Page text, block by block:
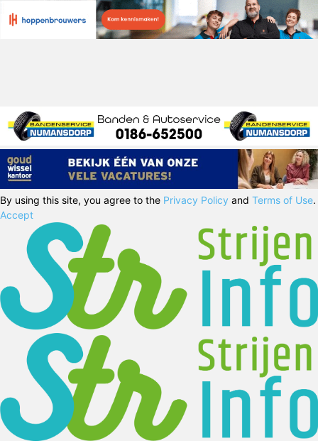
By using this site, you agree to the Privacy Policy and Terms of Use.
Accept